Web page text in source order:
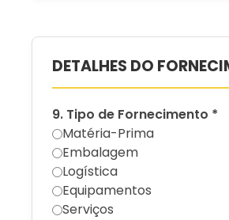
DETALHES DO
9. Tipo de Fornecimento *
Matéria-Prima
Embalagem
Logística
Equipamentos
Serviços